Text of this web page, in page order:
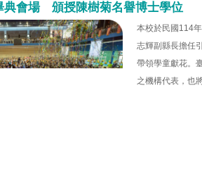
典會場 頒授陳樹菊名譽博士學位
本校於民國114
志輝副縣長擔任
帶領學童獻花。
之機構代表，也